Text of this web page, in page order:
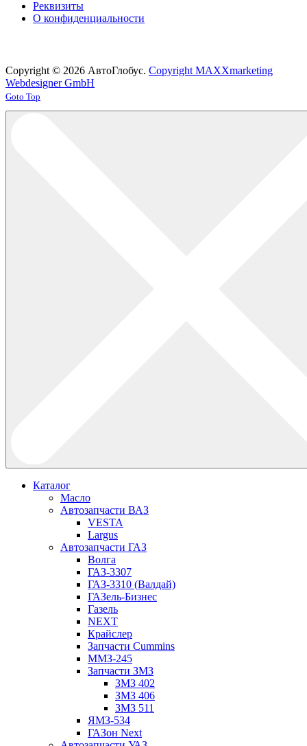
Реквизиты
О конфиденциальности
Copyright © 2026 АвтоГлобус. Copyright MAXXmarketing
Webdesigner GmbH
Joomla! 3 Templates
Goto Top
Каталог
Масло
Автозапчасти ВАЗ
VESTA
Largus
Автозапчасти ГАЗ
Волга
ГАЗ-3307
ГАЗ-3310 (Валдай)
ГАЗель-Бизнес
Газель
NEXT
Крайслер
Запчасти Cummins
ММЗ-245
Запчасти ЗМЗ
ЗМЗ 402
ЗМЗ 406
ЗМЗ 511
ЯМЗ-534
ГАЗон Next